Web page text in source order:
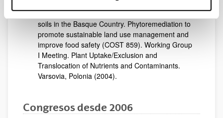
Hernández, J., García-Plazaola, J I., y Garbisu,
C. Phytoextraction strategies for contaminated
soils in the Basque Country. Phytoremediation to
promote sustainable land use management and
improve food safety (COST 859). Working Group
I Meeting. Plant Uptake/Exclusion and
Translocation of Nutrients and Contaminants.
Varsovia, Polonia (2004).
Congresos desde 2006